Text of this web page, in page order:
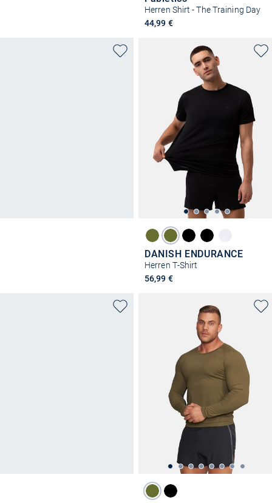
Herren Shirt - The Training Day
44,99 €
DANISH ENDURANCE
Herren T-Shirt
56,99 €